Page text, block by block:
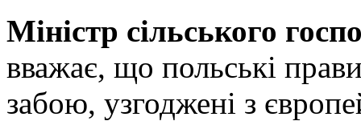
Міністр сільського
вважає, що польські
забою, узгоджені з